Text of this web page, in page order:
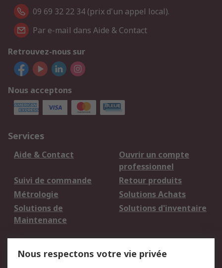
09 69 32 22 34 (prix d'un appel local).
Par e-mail dans Aide & Contact
Retrouvez-nous sur
Nous acceptons
Services
Aide & Contact
Ouvrir un compte
professionnel
Suivi de commande
Retour produits
Métrologie
Solutions Achats
Solutions de
Maintenance
Solutions d'inventaire
Nous respectons votre vie privée